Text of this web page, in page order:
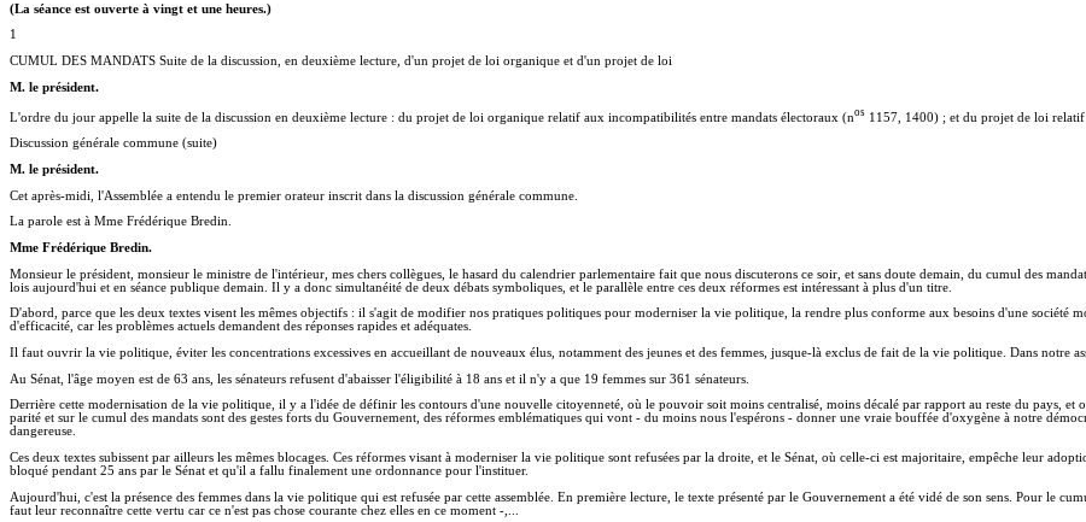
(La séance est ouverte à vingt et une heures.)
1
CUMUL DES MANDATS Suite de la discussion, en deuxième lecture, d'un projet de loi organique et d'un projet de loi
M. le président.
L'ordre du jour appelle la suite de la discussion en deuxième lecture : du projet de loi organique relatif aux incompatibilités entre mandats électoraux (nos 1157, 1400) ; et du projet de loi
Discussion générale commune (suite)
M. le président.
Cet après-midi, l'Assemblée a entendu le premier orateur inscrit dans la discussion générale commune.
La parole est à Mme Frédérique Bredin.
Mme Frédérique Bredin.
Monsieur le président, monsieur le ministre de l'intérieur, mes chers collègues, le hasard du calendrier parlementaire fait que nous discuterons ce soir, et sans doute demain, du cumul des
lois aujourd'hui et en séance publique demain. Il y a donc simultanéité de deux débats symboliques, et le parallèle entre ces deux réformes est intéressant à plus d'un titre.
D'abord, parce que les deux textes visent les mêmes objectifs : il s'agit de modifier nos pratiques politiques pour moderniser la vie politique, la rendre plus conforme aux besoins d'une société
d'efficacité, car les problèmes actuels demandent des réponses rapides et adéquates.
Il faut ouvrir la vie politique, éviter les concentrations excessives en accueillant de nouveaux élus, notamment des jeunes et des femmes, jusque-là exclus de fait de la vie politique. Dans notre
Au Sénat, l'âge moyen est de 63 ans, les sénateurs refusent d'abaisser l'éligibilité à 18 ans et il n'y a que 19 femmes sur 361 sénateurs.
Derrière cette modernisation de la vie politique, il y a l'idée de définir les contours d'une nouvelle citoyenneté, où le pouvoir soit moins centralisé, moins décalé par rapport au reste du pays, et
parité et sur le cumul des mandats sont des gestes forts du Gouvernement, des réformes emblématiques qui vont - du moins nous l'espérons - donner une vraie bouffée d'oxygène à notre
dangereuse.
Ces deux textes subissent par ailleurs les mêmes blocages. Ces réformes visant à moderniser la vie politique sont refusées par la droite, et le Sénat, où celle-ci est majoritaire, empêche leur
bloqué pendant 25 ans par le Sénat et qu'il a fallu finalement une ordonnance pour l'instituer.
Aujourd'hui, c'est la présence des femmes dans la vie politique qui est refusée par cette assemblée. En première lecture, le texte présenté par le Gouvernement a été vidé de son sens. Pour le
faut leur reconnaître cette vertu car ce n'est pas chose courante chez elles en ce moment -,...